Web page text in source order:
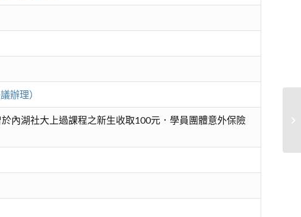
辦理）
內湖社大上過課程之新生收取100元．學員團體意外保險